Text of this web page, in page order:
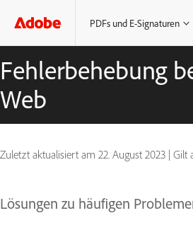
PDFs und E-Signaturen
Fehlerbehebung
Web
Zuletzt aktualisiert am 22. August 2023 | Gilt
Lösungen zu häufigen